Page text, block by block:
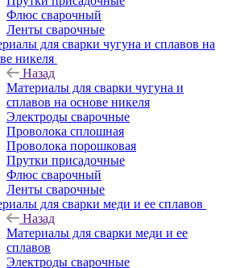
Флюс сварочный
Ленты сварочные
для сварки чугуна и сплавов на
никеля
Назад
Материалы для сварки чугуна и
сплавов на основе никеля
Электроды сварочные
Проволока сплошная
Проволока порошковая
Прутки присадочные
Флюс сварочный
Ленты сварочные
для сварки меди и ее сплавов
Назад
Материалы для сварки меди и ее
сплавов
Электроды сварочные